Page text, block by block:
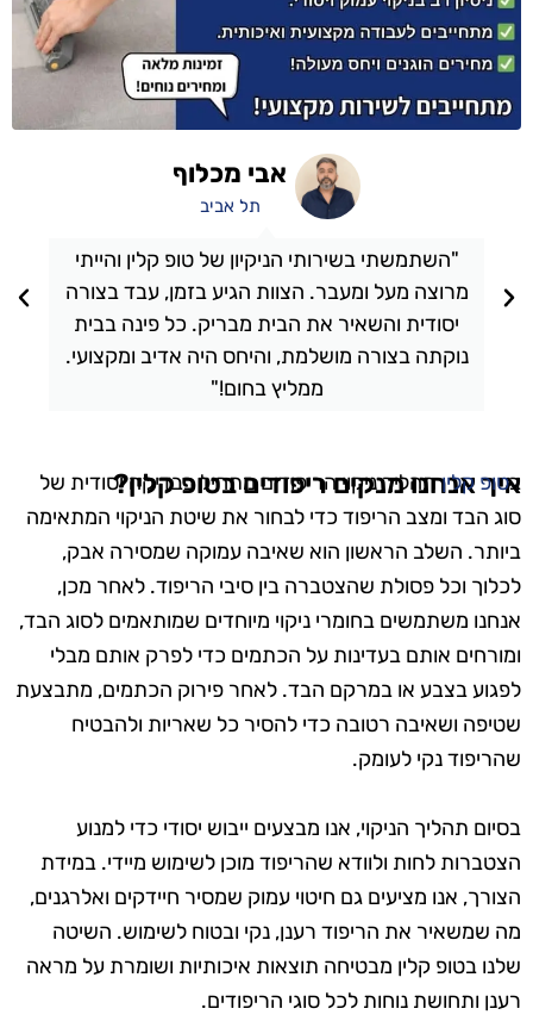
"השתמשתי בשירותי הניקיון של טופ קלין והייתי
מרוצה מעל ומעבר. הצוות הגיע בזמן, עבד בצורה
יסודית והשאיר את הבית מבריק. כל פינה בבית
נוקתה בצורה מושלמת, והיחס היה אדיב ומקצועי.
ממליץ בחום!"
אבי מכלוף
תל אביב
איך אנחנו מנקים ריפודים בטופ קלין?
בטופ קליןתהליך ניקוי הריפודים מתחיל בבדיקה יסודית של
סוג הבד ומצב הריפוד כדי לבחור את שיטת הניקוי המתאימה
ביותר. השלב הראשון הוא שאיבה עמוקה שמסירה אבק,
לכלוך וכל פסולת שהצטברה בין סיבי הריפוד. לאחר מכן,
אנחנו משתמשים בחומרי ניקוי מיוחדים שמותאמים לסוג הבד,
ומורחים אותם בעדינות על הכתמים כדי לפרק אותם מבלי
לפגוע בצבע או במרקם הבד. לאחר פירוק הכתמים, מתבצעת
שטיפה ושאיבה רטובה כדי להסיר כל שאריות ולהבטיח
שהריפוד נקי לעומק.
בסיום תהליך הניקוי, אנו מבצעים ייבוש יסודי כדי למנוע
הצטברות לחות ולוודא שהריפוד מוכן לשימוש מיידי. במידת
הצורך, אנו מציעים גם חיטוי עמוק שמסיר חיידקים ואלרגנים,
מה שמשאיר את הריפוד רענן, נקי ובטוח לשימוש. השיטה
שלנו בטופ קלין מבטיחה תוצאות איכותיות ושומרת על מראה
רענן ותחושת נוחות לכל סוגי הריפודים.